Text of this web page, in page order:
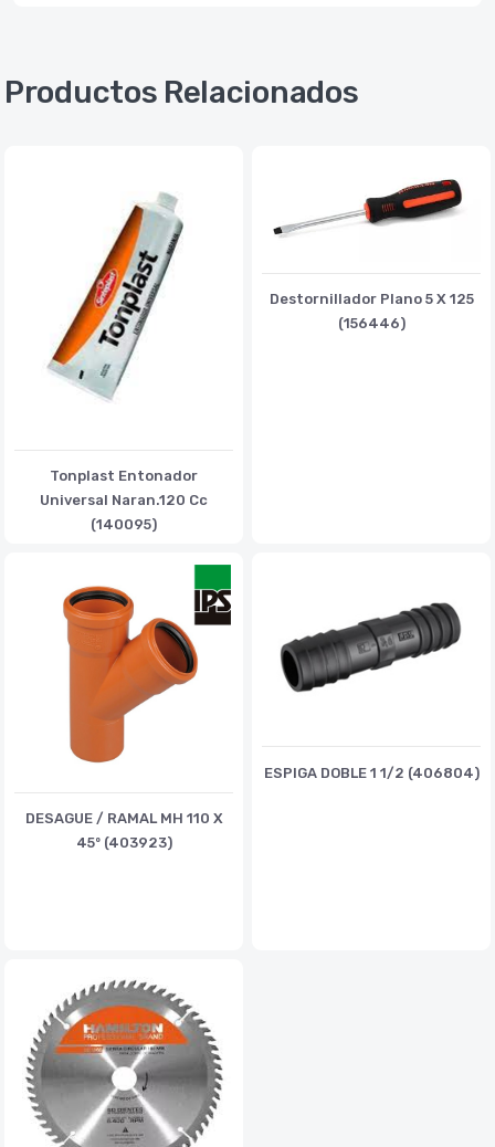
Productos Relacionados
Tonplast Entonador
Universal Naran.120 Cc
(140095)
Destornillador Plano 5 X 125
(156446)
DESAGUE / RAMAL MH 110 X
45º (403923)
ESPIGA DOBLE 1 1/2 (406804)